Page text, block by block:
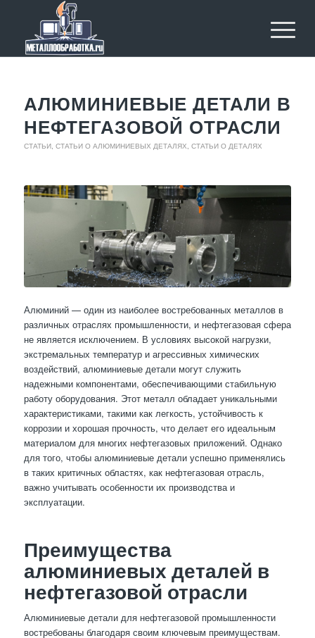
АЛЮМИНИЕВЫЕ ДЕТАЛИ В
НЕФТЕГАЗОВОЙ ОТРАСЛИ
СТАТЬИ, СТАТЬИ О АЛЮМИНИЕВЫХ ДЕТАЛЯХ СТАТЬИ О ДЕТАЛЯХ
Алюминий — один из наиболее востребованных металлов в
различных отраслях промышленности, и нефтегазовая сфера
не является исключением. В условиях высокой нагрузки,
экстремальных температур и агрессивных химических
воздействий, алюминиевые детали могут служить
надежными компонентами, обеспечивающими стабильную
работу оборудования. Этот металл обладает уникальными
характеристиками, такими как легкость, устойчивость к
коррозии и хорошая прочность, что делает его идеальным
материалом для многих нефтегазовых приложений. Однако
для того, чтобы алюминиевые детали успешно применялись
в таких критичных областях, как нефтегазовая отрасль,
важно учитывать особенности их производства и
эксплуатации.
Преимущества
алюминиевых деталей в
нефтегазовой отрасли
Алюминиевые детали для нефтегазовой промышленности
востребованы благодаря своим ключевым преимуществам.